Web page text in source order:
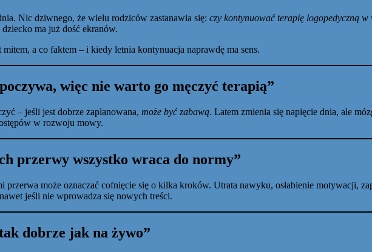
Nic dziwnego, że wielu rodziców zastanawia się: czy kontynuować terapię logopedyczną w
ma już dość ekranów.
a co faktem – i kiedy letnia kontynuacja naprawdę ma sens.
więc nie warto go męczyć terapią”
– jeśli jest dobrze zaplanowana, może być zabawą. Latem zmienia się napięcie dnia, ale
w rozwoju mowy.
przerwy wszystko wraca do normy”
może oznaczać cofnięcie się o kilka kroków. Utrata nawyku, osłabienie motywacji,
jeśli nie wprowadza się nowych treści.
dobrze jak na żywo”